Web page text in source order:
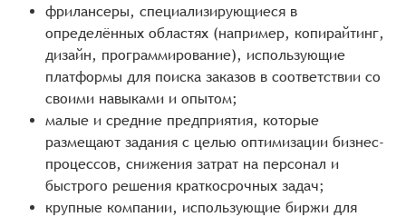
фрилансеры, специализирующиеся в
определённых областях (например, копирайтинг,
дизайн, программирование), использующие
платформы для поиска заказов в соответствии со
своими навыками и опытом;
малые и средние предприятия, которые
размещают задания с целью оптимизации бизнес-
процессов, снижения затрат на персонал и
быстрого решения краткосрочных задач;
крупные компании, использующие биржи для